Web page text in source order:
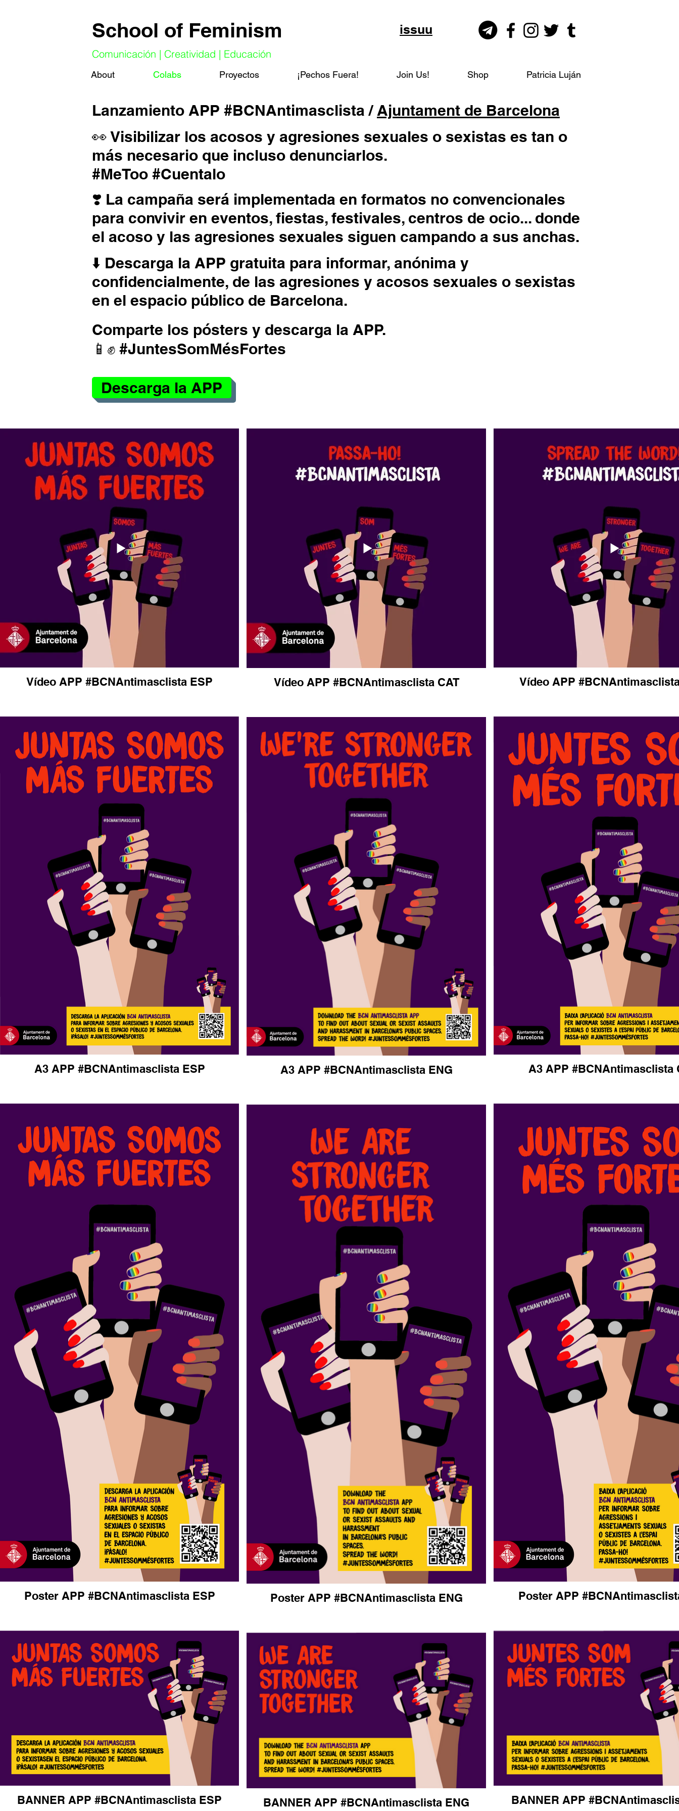
School of Feminism issuu
Comunicación | Creatividad | Educación
About Colabs Proyectos ¡Pechos Fuera! Join Us! Shop Patricia Luján
Lanzamiento APP #BCNAntimasclista /Ajuntament de Barcelona
👀 Visibilizar los acosos y agresiones sexuales o sexistas es tan o
más necesario que incluso denunciarlos.
#MeToo #Cuentalo
❣️ La campaña será implementada en formatos no convencionales
para convivir en eventos, fiestas, festivales, centros de ocio... donde
el acoso y las agresiones sexuales siguen campando a sus anchas.
⬇️ Descarga la APP gratuita para informar, anónima y
confidencialmente, de las agresiones y acosos sexuales o sexistas
en el espacio público de Barcelona.
Comparte los pósters y descarga la APP.
📱✊ #JuntesSomMésFortes
Descarga la APP
Vídeo APP #BCNAntimasclista ESP Vídeo APP #BCNAntimasclista CAT Vídeo APP
A3 APP #BCNAntimasclista ESP A3 APP #BCNAntimasclista
A3 APP #BCNAntimasclista ENG
Poster APP #BCNAntimasclista ESP Poster APP
Poster APP #BCNAntimasclista ENG
BANNER APP #BCNAntimasclista ESP BANNER APP
BANNER APP #BCNAntimasclista ENG